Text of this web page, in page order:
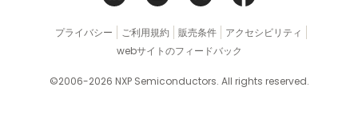
プライバシー ご利用規約 販売条件
アクセシビリティ
webサイトのフィードバック
©2006-2026 NXP Semiconductors. All rights reserved.